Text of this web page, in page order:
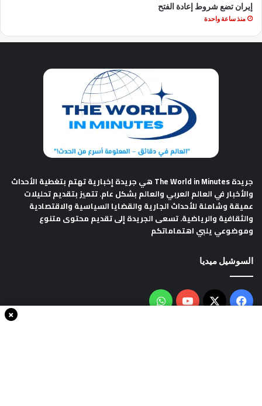
إيران تضع شروط إعادة الفتح
منذ ساعة واحدة
جريدة The World in Minutes
هي جريدة إخبارية تهتم بتغطية الأحداث
والأخبار في العالم العربي والعالم بشكل عام. تتميز بتقديم تحليلات
عميقة وشاملة للأحداث الجارية والقضايا السياسية والاقتصادية
والثقافية والرياضية. تسعى الجريدة إلى تقديم محتوى متنوع
وموضوعي يلبي اهتماماتكم
السوشيل ميديا
فيسبوك
‫X
‫YouTubeواتساب
×